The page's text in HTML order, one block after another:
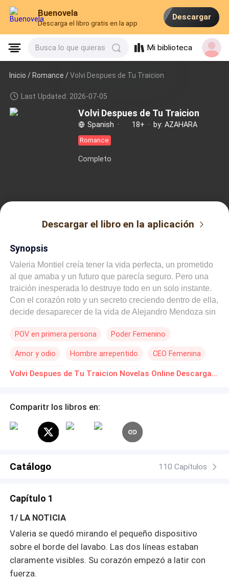
Buenovela
Descarga el libro gratis en la app
Descargar
Busca lo que quieras Mi biblioteca
Inicio /Romance /Volvi Despues de Tu Traicion
Last Updated: 2026-07-05
Volvi Despues de Tu Traicion
Spanish · 18+ · by: AZAHARA
Romance
Completo
Descargar el libro en la aplicación
Synopsis
Valeria Montiel creía tener la vida perfecta, un prometido
al que amaba y un futuro que parecía seguro. Pero una
traición inesperada lo destruye todo en un solo instante.
Con el corazón roto y un secreto creciendo dentro de ella,
decide desaparecer de la vida de Alejandro Mendoza sin
Estados Unidos, donde el destino la lleva a trabajar para
ve en ella mucho más que una simple asistente. Cuando
la enfermedad amenaza con arrebatarle el tiempo,
después, Valeria ya no es la mujer que huyó con lágrimas
de un imperio y madre de una niña que se ha convertido
en su mayor fortaleza. Pero hay heridas que nunca
a España. No solo para dirigir la empresa que ahora le
que perdió regresaría convertida en alguien a quien ya no
POV en primera persona Poder Femenino
Amor y odio Hombre arrepentido CEO Femenina
Multimillonario Relación Retorcida Erótico Volvi Despues de Tu Traicion Novelas Online Descarga gratuita de PDF
Comparitr los libros en:
Catálogo 110 Capítulos
Capítulo 1
1/ LA NOTICIA
Valeria se quedó mirando el pequeño dispositivo
sobre el borde del lavabo. Las dos líneas estaban
claramente visibles. Su corazón empezó a latir con
fuerza.